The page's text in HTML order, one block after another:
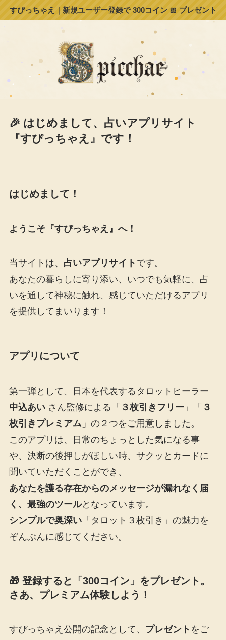
すぴっちゃえ｜新規ユーザー登録で 300コイン 🎀 プレゼント
🎉 はじめまして、占いアプリサイト
『すぴっちゃえ』です！
はじめまして！
ようこそ『すぴっちゃえ』へ！
当サイトは、 占いアプリサイト です。
あなたの暮らしに寄り添い、いつでも気軽に、占
いを通して神秘に触れ、感じていただけるアプリ
を提供してまいります！
アプリについて
第一弾として、日本を代表するタロットヒーラー
中込あいさん監修による「 ３枚引きフリー 」「 ３
枚引きプレミアム 」の２つをご用意しました。
このアプリは、日常のちょっとした気になる事
や、決断の後押しがほしい時、サクッとカードに
聞いていただくことができ、
あなたを護る存在からのメッセージが漏れなく 届
く、最強のツールとなっています。
シンプルで奥深い「タロット３枚引き」の魅力を
ぞんぶんに感じてください。
🎁 登録すると「300コイン」をプレゼント。
さあ、プレミアム体験しよう！
すぴっちゃえ公開の記念として、 プレゼント をご